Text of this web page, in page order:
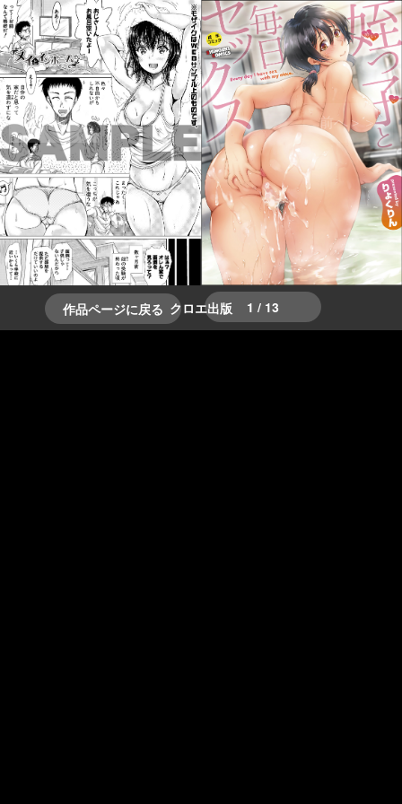
＜＜前へ
＞＞次へ
クロエ出版
作品ページに戻る 1 / 13